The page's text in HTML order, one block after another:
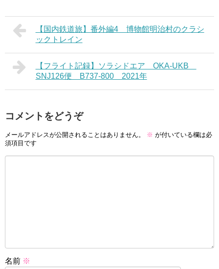
【国内鉄道旅】番外編4 博物館明治村のクラシ
ックトレイン
【フライト記録】ソラシドエア OKA-UKB
SNJ126便 B737-800 2021年
コメントをどうぞ
メールアドレスが公開されることはありません。 ※ が付いている欄は必
須項目です
名前 ※